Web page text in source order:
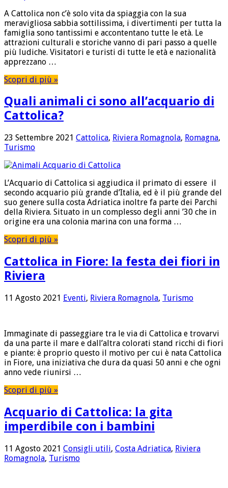
A Cattolica non c’è solo vita da spiaggia con la sua
meravigliosa sabbia sottilissima, i divertimenti per tutta la
famiglia sono tantissimi e accontentano tutte le età. Le
attrazioni culturali e storiche vanno di pari passo a quelle
più ludiche. Visitatori e turisti di tutte le età e nazionalità
apprezzano …
Scopri di più »
Quali animali ci sono all’acquario di
Cattolica?
23 Settembre 2021 Cattolica, Riviera Romagnola, Romagna,
Turismo
L’Acquario di Cattolica si aggiudica il primato di essere il
secondo acquario più grande d’Italia, ed è il più grande del
suo genere sulla costa Adriatica inoltre fa parte dei Parchi
della Riviera. Situato in un complesso degli anni ’30 che in
origine era una colonia marina con una forma …
Scopri di più »
Cattolica in Fiore: la festa dei fiori in
Riviera
11 Agosto 2021 Eventi, Riviera Romagnola, Turismo
Immaginate di passeggiare tra le via di Cattolica e trovarvi
da una parte il mare e dall’altra colorati stand ricchi di fiori
e piante: è proprio questo il motivo per cui è nata Cattolica
in Fiore, una iniziativa che dura da quasi 50 anni e che ogni
anno vede riunirsi …
Scopri di più »
Acquario di Cattolica: la gita
imperdibile con i bambini
11 Agosto 2021 Consigli utili, Costa Adriatica, Riviera
Romagnola, Turismo